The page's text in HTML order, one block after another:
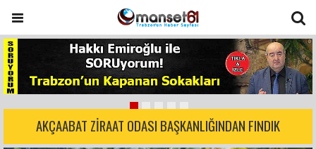
AKÇAABAT ZİRAAT ODASI BAŞKANLIĞINDAN FINDIK